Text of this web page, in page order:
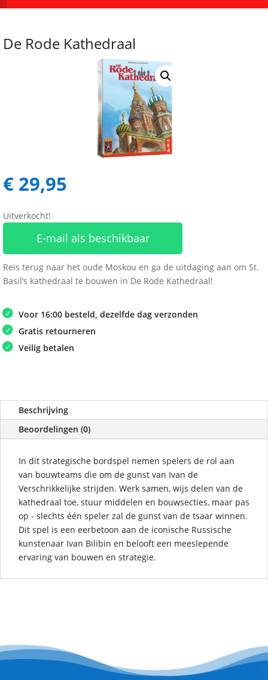
De Rode Kathedraal
€ 29,95
Uitverkocht!
E-mail als beschikbaar
Reis terug naar het oude Moskou en ga de uitdaging aan om St.
Basil’s kathedraal te bouwen in De Rode Kathedraal!
Voor 16:00 besteld, dezelfde dag verzonden
Gratis retourneren
Veilig betalen
Beschrijving
Beoordelingen (0)
In dit strategische bordspel nemen spelers de rol aan
van bouwteams die om de gunst van Ivan de
Verschrikkelijke strijden. Werk samen, wijs delen van de
kathedraal toe, stuur middelen en bouwsecties, maar pas
op - slechts één speler zal de gunst van de tsaar winnen.
Dit spel is een eerbetoon aan de iconische Russische
kunstenaar Ivan Bilibin en belooft een meeslepende
ervaring van bouwen en strategie.